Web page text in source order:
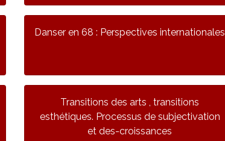
Danser en 68 : Perspectives internationales
Transitions des arts , transitions
esthétiques. Processus de subjectivation
et des-croissances